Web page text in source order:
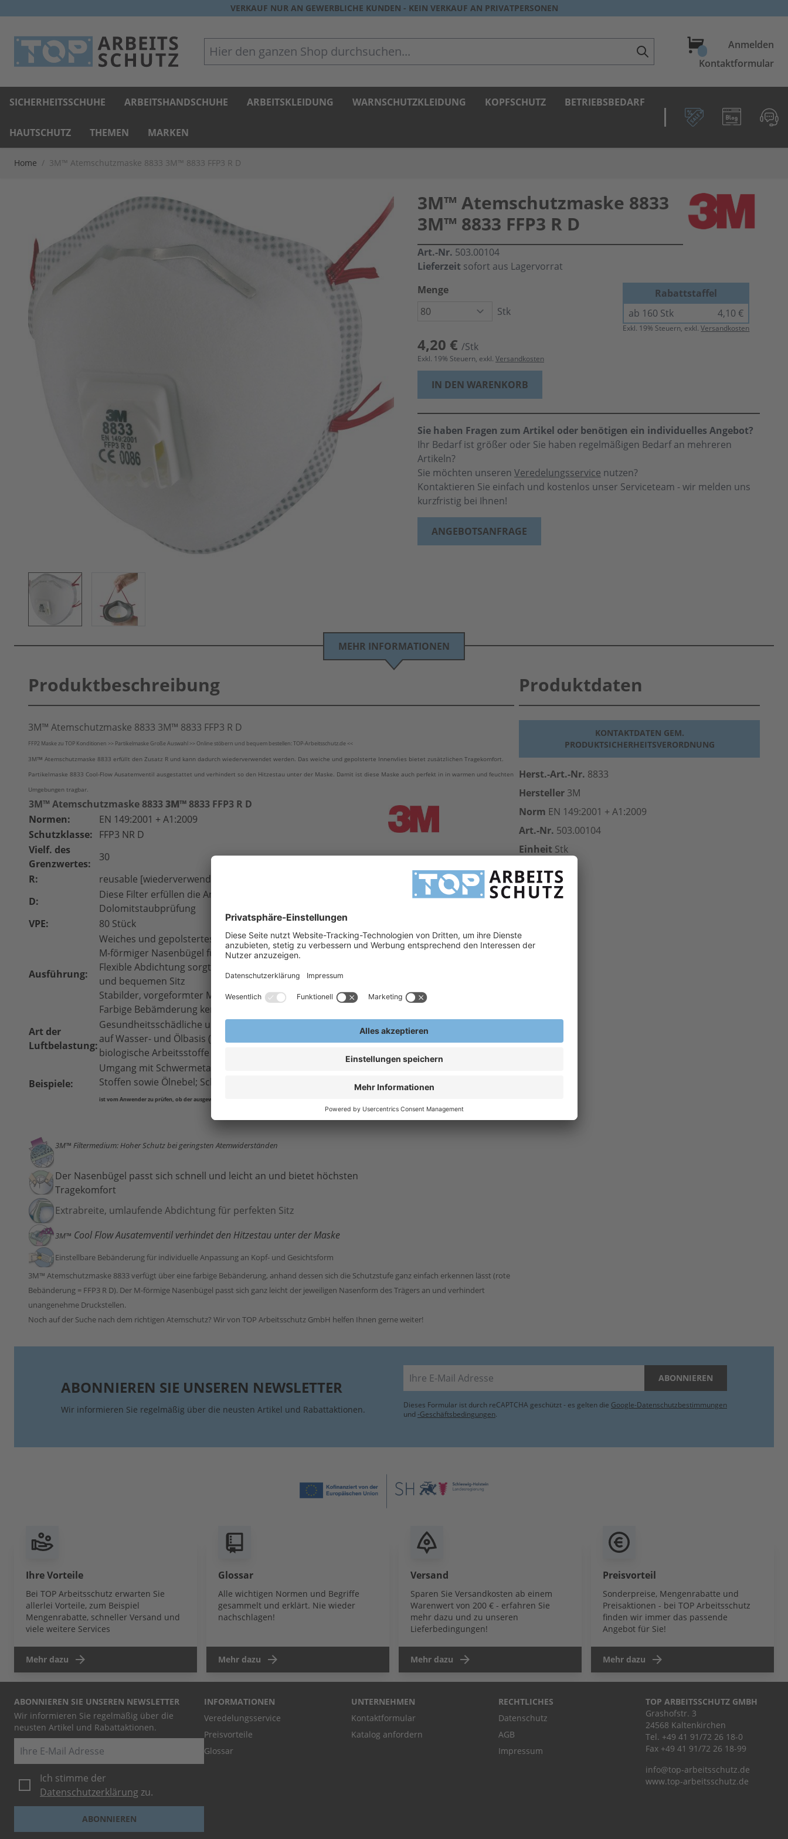
VERKAUF NUR AN GEWERBLICHE KUNDEN - KEIN VERKAUF AN PRIVATPERSONEN
Hier den ganzen Shop durchsuchen... WarenkorbAnmelden
Kontaktformular
SICHERHEITSSCHUHE ARBEITSHANDSCHUHE ARBEITSKLEIDUNG WARNSCHUTZKLEIDUNG KOPFSCHUTZ BETRIEBSBEDARF
HAUTSCHUTZ THEMEN MARKEN
Home / 3M™ Atemschutzmaske 8833 3M™ 8833 FFP3 R D
3M™ Atemschutzmaske 8833
3M™ 8833 FFP3 R D
Art.-Nr. 503.00104
Lieferzeit sofort aus Lagervorrat
Menge
Stk
4,20 € /Stk
Exkl. 19% Steuern, exkl. Versandkosten
Rabattstaffel
ab 160 Stk
4,10 €
Exkl. 19% Steuern, exkl.Versandkosten
IN DEN WARENKORB
Sie haben Fragen zum Artikel oder benötigen ein individuelles Angebot?
Ihr Bedarf ist größer oder Sie haben regelmäßigen Bedarf an mehreren
Artikeln?
Sie möchten unseren Veredelungsservice nutzen?
Kontaktieren Sie einfach und kostenlos unser Serviceteam - wir melden uns
kurzfristig bei Ihnen!
ANGEBOTSANFRAGE
MEHR INFORMATIONEN
Produktbeschreibung
3M™ Atemschutzmaske 8833 3M™ 8833 FFP3 R D
FFP2 Maske zu TOP Konditionen >> Partikelmaske Große Auswahl >> Online stöbern und bequem bestellen: TOP-Arbeitsschutz.de <<
3M™ Atemschutzmaske 8833 erfüllt den Zusatz R und kann dadurch wiederverwendet werden. Das weiche und gepolsterte Innenvlies bietet zusätzlichen Tragekomfort.
Partikelmaske 8833 Cool-Flow Ausatemventil ausgestattet und verhindert so den Hitzestau unter der Maske. Damit ist diese Maske auch perfekt in in warmen und feuchten
Umgebungen tragbar.
3M™ Atemschutzmaske 88333M™8833 FFP3 R D
Normen:
EN 149:2001 + A1:2009
Schutzklasse: FFP3 NR D
Vielf. des
Grenzwertes:
30
R:
reusable [wiederverwendbar]
D:
Diese Filter erfüllen die Anforderungen der zusätzlichen
Dolomitstaubprüfung
VPE:
80 Stück
Ausführung:
Weiches und gepolstertes Innenvlies bietet höchsten Komfort
M-förmiger Nasenbügel für optimale Anpassung an den Nasenbereich
Flexible Abdichtung sorgt mit speziellem Waffelmuster für einen sicheren
und bequemen Sitz
Stabilder, vorgeformter Maskenkörper
Farbige Bebämderung kennzeichnet die Filterklasse
Art der
Luftbelastung:
Gesundheitsschädliche und krebserzeugende Stäube, Rauch und Aerosole
auf Wasser- und Ölbasis (gegen radioaktive Partikel, sowie luftgetragene
biologische Arbeitsstoffe der Risikogruppe 3 und Enzyme)
Beispiele:
Umgang mit Schwermetallen, Hartholz, radioaktiven und biochemischen
Stoffen sowie Ölnebel; Schweißarbeiten von Edelstahl
(Bitte beachten Sie: vor Verwendung
ist vom Anwender zu prüfen, ob der ausgewählte Atemschutz
3M™ Filtermedium: Hoher Schutz bei geringsten Atemwiderständen
Der Nasenbügel passt sich schnell und leicht an und bietet höchsten
Tragekomfort
Extrabreite, umlaufende Abdichtung für perfekten Sitz
3M™ Cool Flow Ausatemventil verhindet den Hitzestau unter der Maske
Einstellbare Bebänderung für individuelle Anpassung an Kopf- und Gesichtsform
3M™ Atemschutzmaske 8833 verfügt über eine farbige Bebänderung, anhand dessen sich die Schutzstufe ganz einfach erkennen lässt (rote
Bebänderung = FFP3 R D). Der M-förmige Nasenbügel passt sich ganz leicht der jeweiligen Nasenform des Trägers an und verhindert
unangenehme Druckstellen.
Noch auf der Suche nach dem richtigen Atemschutz? Wir von TOP Arbeitsschutz GmbH helfen Ihnen gerne weiter!
Produktdaten
KONTAKTDATEN GEM.
PRODUKTSICHERHEITSVERORDNUNG
Herst.-Art.-Nr. 8833
Hersteller 3M
Norm EN 149:2001 + A1:2009
Art.-Nr. 503.00104
Einheit Stk
ABONNIEREN SIE UNSEREN NEWSLETTER
Wir informieren Sie regelmäßig über die neusten Artikel und Rabattaktionen.
E-Mail ABONNIEREN
Dieses Formular ist durch reCAPTCHA geschützt - es gelten die Google-Datenschutzbestimmungen
und -Geschäftsbedingungen.
Ihre Vorteile
Bei TOP Arbeitsschutz erwarten Sie
allerlei Vorteile, zum Beispiel
Mengenrabatte, schneller Versand und
viele weitere Services
Mehr dazu
Glossar
Alle wichtigen Normen und Begriffe
gesammelt und erklärt. Nie wieder
nachschlagen!
Mehr dazu
Versand
Sparen Sie Versandkosten ab einem
Warenwert von 200 € - erfahren Sie
mehr dazu und zu unseren
Lieferbedingungen!
Mehr dazu
Preisvorteil
Sonderpreise, Mengenrabatte und
Preisaktionen - bei TOP Arbeitsschutz
finden wir immer das passende
Angebot für Sie!
Mehr dazu
ABONNIEREN SIE UNSEREN NEWSLETTER
Wir informieren Sie regelmäßig über die
neusten Artikel und Rabattaktionen.
E-Mail
Ich stimme der
Datenschutzerklärung zu.
ABONNIEREN
INFORMATIONEN
Veredelungsservice
Preisvorteile
Glossar
UNTERNEHMEN
Kontaktformular
Katalog anfordern
RECHTLICHES
Datenschutz
AGB
Impressum
TOP ARBEITSSCHUTZ GMBH
Grashofstr. 3
24568 Kaltenkirchen
Tel. +49 41 91/72 26 18-0
Fax +49 41 91/72 26 18-99
info@top-arbeitsschutz.de
www.top-arbeitsschutz.de